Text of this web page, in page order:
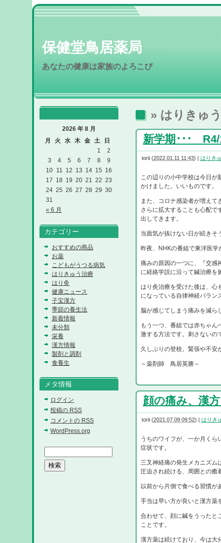
保健堂鳥居薬局
あなたの健康は家族のよろこび
» はりきゅ
新学期･･･ R4/
torii (2022.01.11 11:43) | はりき
この辺りの小中学校は今日が
かけました。いいものです。
また、コロナ感染者が増え
さらに拡大することも心配で
出してきます。
当面気が抜けない日が続きそ
昨夜、NHKの番組で東洋医
痛みの原因の一つに、『交感
に経絡学説に沿って鍼治療を
はり灸治療を受けた後は、心
になっている自律神経バラン
脳が感じてしまう痛みを減ら
もう一つ、番組では赤ちゃ
激する方法です。刺さないの
久しぶりの登校。緊張や不安
～薬剤師 鳥居英勝～
顔の痛み、漢
torii (2021.07.09 09:52) | はりき
うちのワイフが、一か月く
症状です。
三叉神経痛の発生メカニズム
圧迫され続ける、周囲との癒
以前から片側で食べる習慣が
手当は早い方が良いと漢方薬
合わせて、顔に鍼をうったと
ことです。
漢方薬は続けており、今は大
2026 年 8 月
月
火 水 木 金 土 日
« 6 月
1
2
3
4 5 6 7 8
9
10 11 12 13 14 15 16
17 18 19 20 21 22 23
24 25 26 27 28 29 30
31
カテゴリー
おすすめの商品
お薬
こどもがうつる病気
はりきゅう治療
はり灸
健康ニュース
子宝漢方
季節の養生法
新着情報
未分類
栄養
漢方情報
製剤と調剤
食養生
メタ情報
ログイン
投稿の RSS
コメントの RSS
WordPress.org